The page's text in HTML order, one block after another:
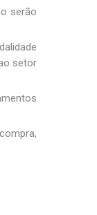
serão
setor